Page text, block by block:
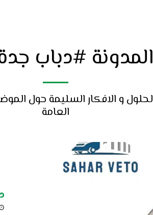
المدونة #دباب
العامة